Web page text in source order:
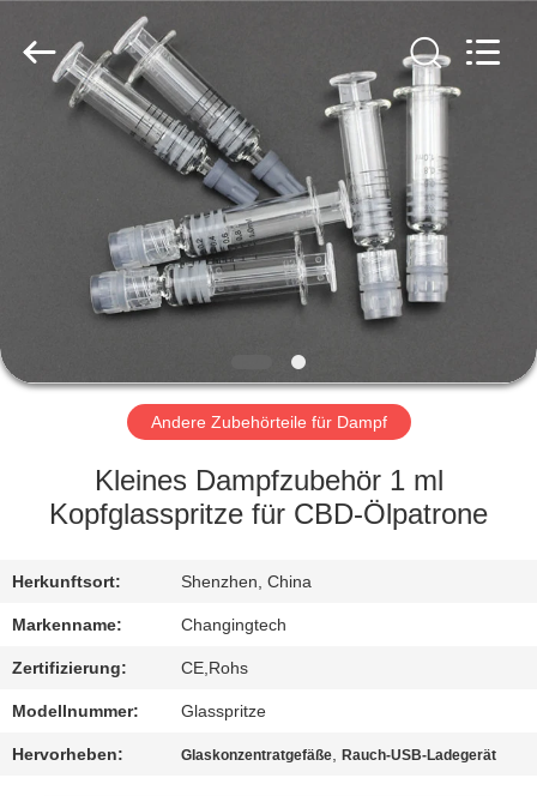
STARTSEITE
PRODUKTE
VIDEOS
ÜBER
UNS
FABRIK
TOUR
QUALITÄTSKONTROLLE
NACHRICHTEN
FÄLLE
Rights
Reserved.
Developed
Andere Zubehörteile für Dampf
Kleines Dampfzubehör 1 ml
Kopfglasspritze für CBD-Ölpatrone
Herkunftsort: Shenzhen, China
Markenname: Changingtech
Zertifizierung: CE,Rohs
Modellnummer: Glasspritze
Hervorheben: Glaskonzentratgefäße,Rauch-USB-Ladegerät